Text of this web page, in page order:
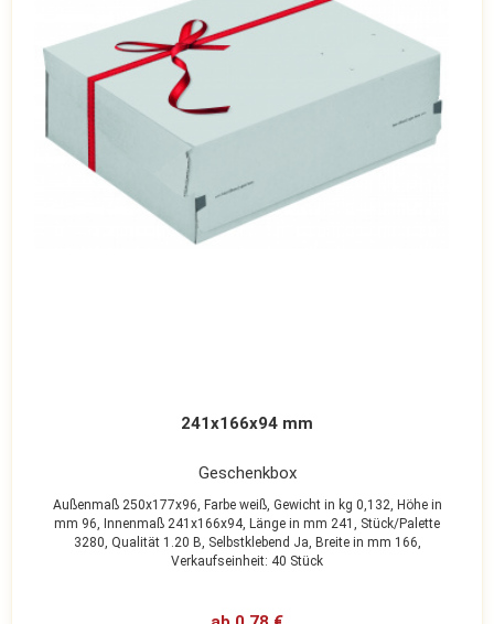
241x166x94 mm
Geschenkbox
Außenmaß 250x177x96, Farbe weiß, Gewicht in kg 0,132, Höhe in
mm 96, Innenmaß 241x166x94, Länge in mm 241, Stück/Palette
3280, Qualität 1.20 B, Selbstklebend Ja, Breite in mm 166,
Verkaufseinheit: 40 Stück